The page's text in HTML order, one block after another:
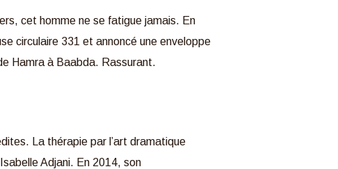
cet homme ne se fatigue jamais. En
circulaire 331 et annoncé une enveloppe
Hamra à Baabda. Rassurant.
La thérapie par l’art dramatique
Adjani. En 2014, son